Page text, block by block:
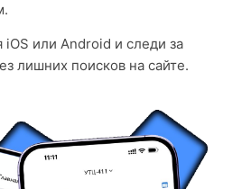
iOS или Android и следи за
лишних поисков на сайте.